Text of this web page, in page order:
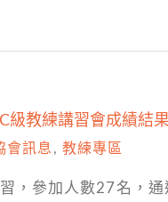
級教練講習會成績結
會訊息 , 教練專區
習，參加人數27名，